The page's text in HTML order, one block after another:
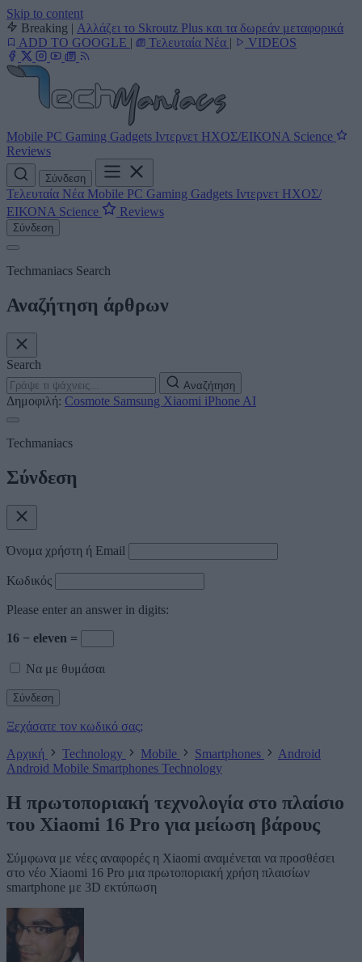
Skip to content
Breaking | Αλλάζει το Skroutz Plus και τα δωρεάν μεταφορικά
ADD TO GOOGLE | Τελευταία Νέα | VIDEOS
Mobile PC Gaming Gadgets Ιντερνετ ΗΧΟΣ/ΕΙΚΟΝΑ Science
Reviews
Σύνδεση
Τελευταία Νέα Mobile PC Gaming Gadgets Ιντερνετ ΗΧΟΣ/
ΕΙΚΟΝΑ Science Reviews
Σύνδεση
Techmaniacs Search
Αναζήτηση άρθρων
Search
Αναζήτηση
Δημοφιλή: Cosmote Samsung Xiaomi iPhone AI
Techmaniacs
Σύνδεση
Όνομα χρήστη ή Email
Κωδικός
Please enter an answer in digits:
16 − eleven =
Να με θυμάσαι
Ξεχάσατε τον κωδικό σας;
Αρχική
Technology Mobile Smartphones
Android
Android Mobile Smartphones Technology
H πρωτοποριακή τεχνολογία στο πλαίσιο
του Xiaomi 16 Pro για μείωση βάρους
Σύμφωνα με νέες αναφορές η Xiaomi αναμένεται να προσθέσει
στο νέο Xiaomi 16 Pro μια πρωτοποριακή χρήση πλαισίων
smartphone με 3D εκτύπωση